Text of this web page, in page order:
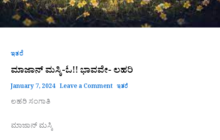
ಇತರೆ
ಮಾಜಾನ್ ಮಸ್ಕಿ-ಓ!! ಭಾವವೇ- ಲಹರಿ
January 7, 2024 Leave a Comment ಇತರೆ
ಲಹರಿ ಸಂಗಾತಿ
ಮಾಜಾನ್ ಮಸ್ಕಿ